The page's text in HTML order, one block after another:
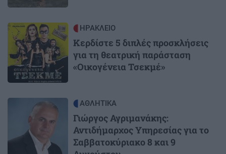
Image ΗΡΑΚΛΕΙΟ
Κερδίστε 5 διπλές προσκλήσεις
για τη θεατρική παράσταση
«Οικογένεια Τσεκμέ»
ΑΘΛΗΤΙΚΑ
Γιώργος Αγριμανάκης:
Αντιδήμαρχος Υπηρεσίας για το
Σαββατοκύριακο 8 και 9